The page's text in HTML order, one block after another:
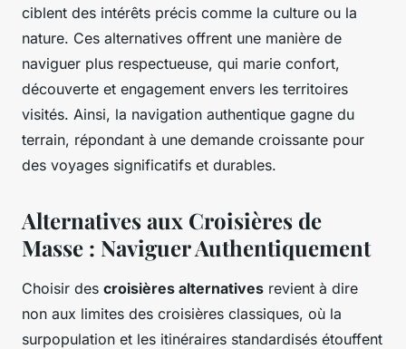
ciblent des intérêts précis comme la culture ou la
nature. Ces alternatives offrent une manière de
naviguer plus respectueuse, qui marie confort,
découverte et engagement envers les territoires
visités. Ainsi, la navigation authentique gagne du
terrain, répondant à une demande croissante pour
des voyages significatifs et durables.
Alternatives aux Croisières de
Masse : Naviguer Authentiquement
Choisir des croisières alternatives revient à dire
non aux limites des croisières classiques, où la
surpopulation et les itinéraires standardisés étouffent